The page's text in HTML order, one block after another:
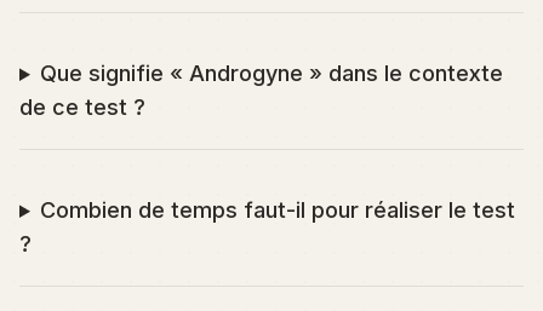
Que signifie « Androgyne » dans le contexte
de ce test ?
Combien de temps faut-il pour réaliser le test
?